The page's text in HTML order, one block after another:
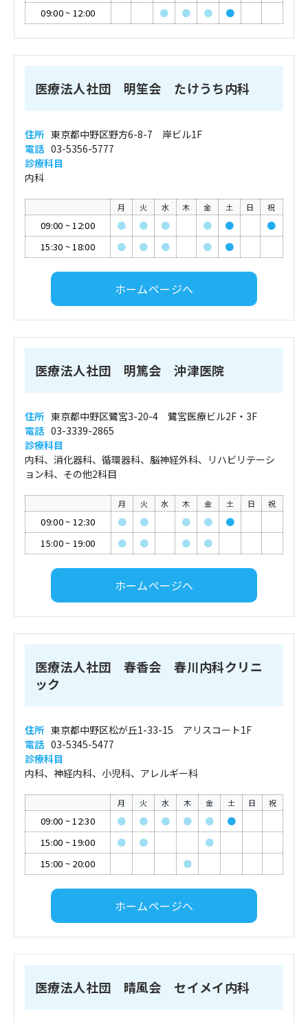
09:00~ 12:00 ● ● ● ●
医療法人社団 明笙会 たけうち内科
住所 東京都中野区野方6-8-7 岸ビル1F
電話 03-5356-5777
診療科目
内科
月 火 水 木 金 土 日 祝
09:00 ~12:00 ● ● ● ● ●
●
15:30 ~18:00 ● ● ● ● ●
ホームページへ
医療法人社団 明篤会 沖津医院
住所 東京都中野区鷺宮3-20-4 鷺宮医療ビル2F・3F
電話 03-3339-2865
診療科目
内科、消化器科、循環器科、脳神経外科、リハビリテーシ
ョン科、その他2科目
月 火 水 木 金 土 日 祝
09:00~ 12:30 ● ● ● ●
●
15:00~ 19:00 ● ● ● ●
ホームページへ
医療法人社団 春香会 春川内科クリニ
ック
住所 東京都中野区松が丘1-33-15 アリスコート1F
電話 03-5345-5477
診療科目
内科、神経内科、小児科、アレルギー科
月 火 水 木 金 土 日 祝
09:00 ~12:30 ● ● ● ● ●
●
15:00 ~19:00 ● ●
●
15:00 ~ 20:00 ●
ホームページへ
医療法人社団 晴風会 セイメイ内科